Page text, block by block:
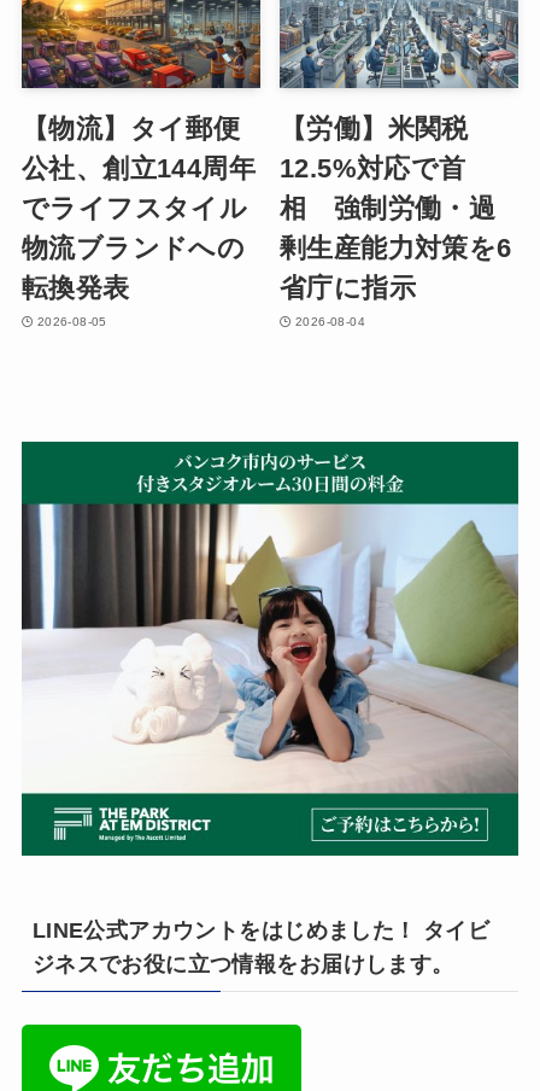
【物流】タイ郵便
公社、創立144周年
でライフスタイル
物流ブランドへの
転換発表
2026-08-05
【労働】米関税
12.5%対応で首
相 強制労働・過
剰生産能力対策を6
省庁に指示
2026-08-04
LINE公式アカウントをはじめました！ タイビ
ジネスでお役に立つ情報をお届けします。